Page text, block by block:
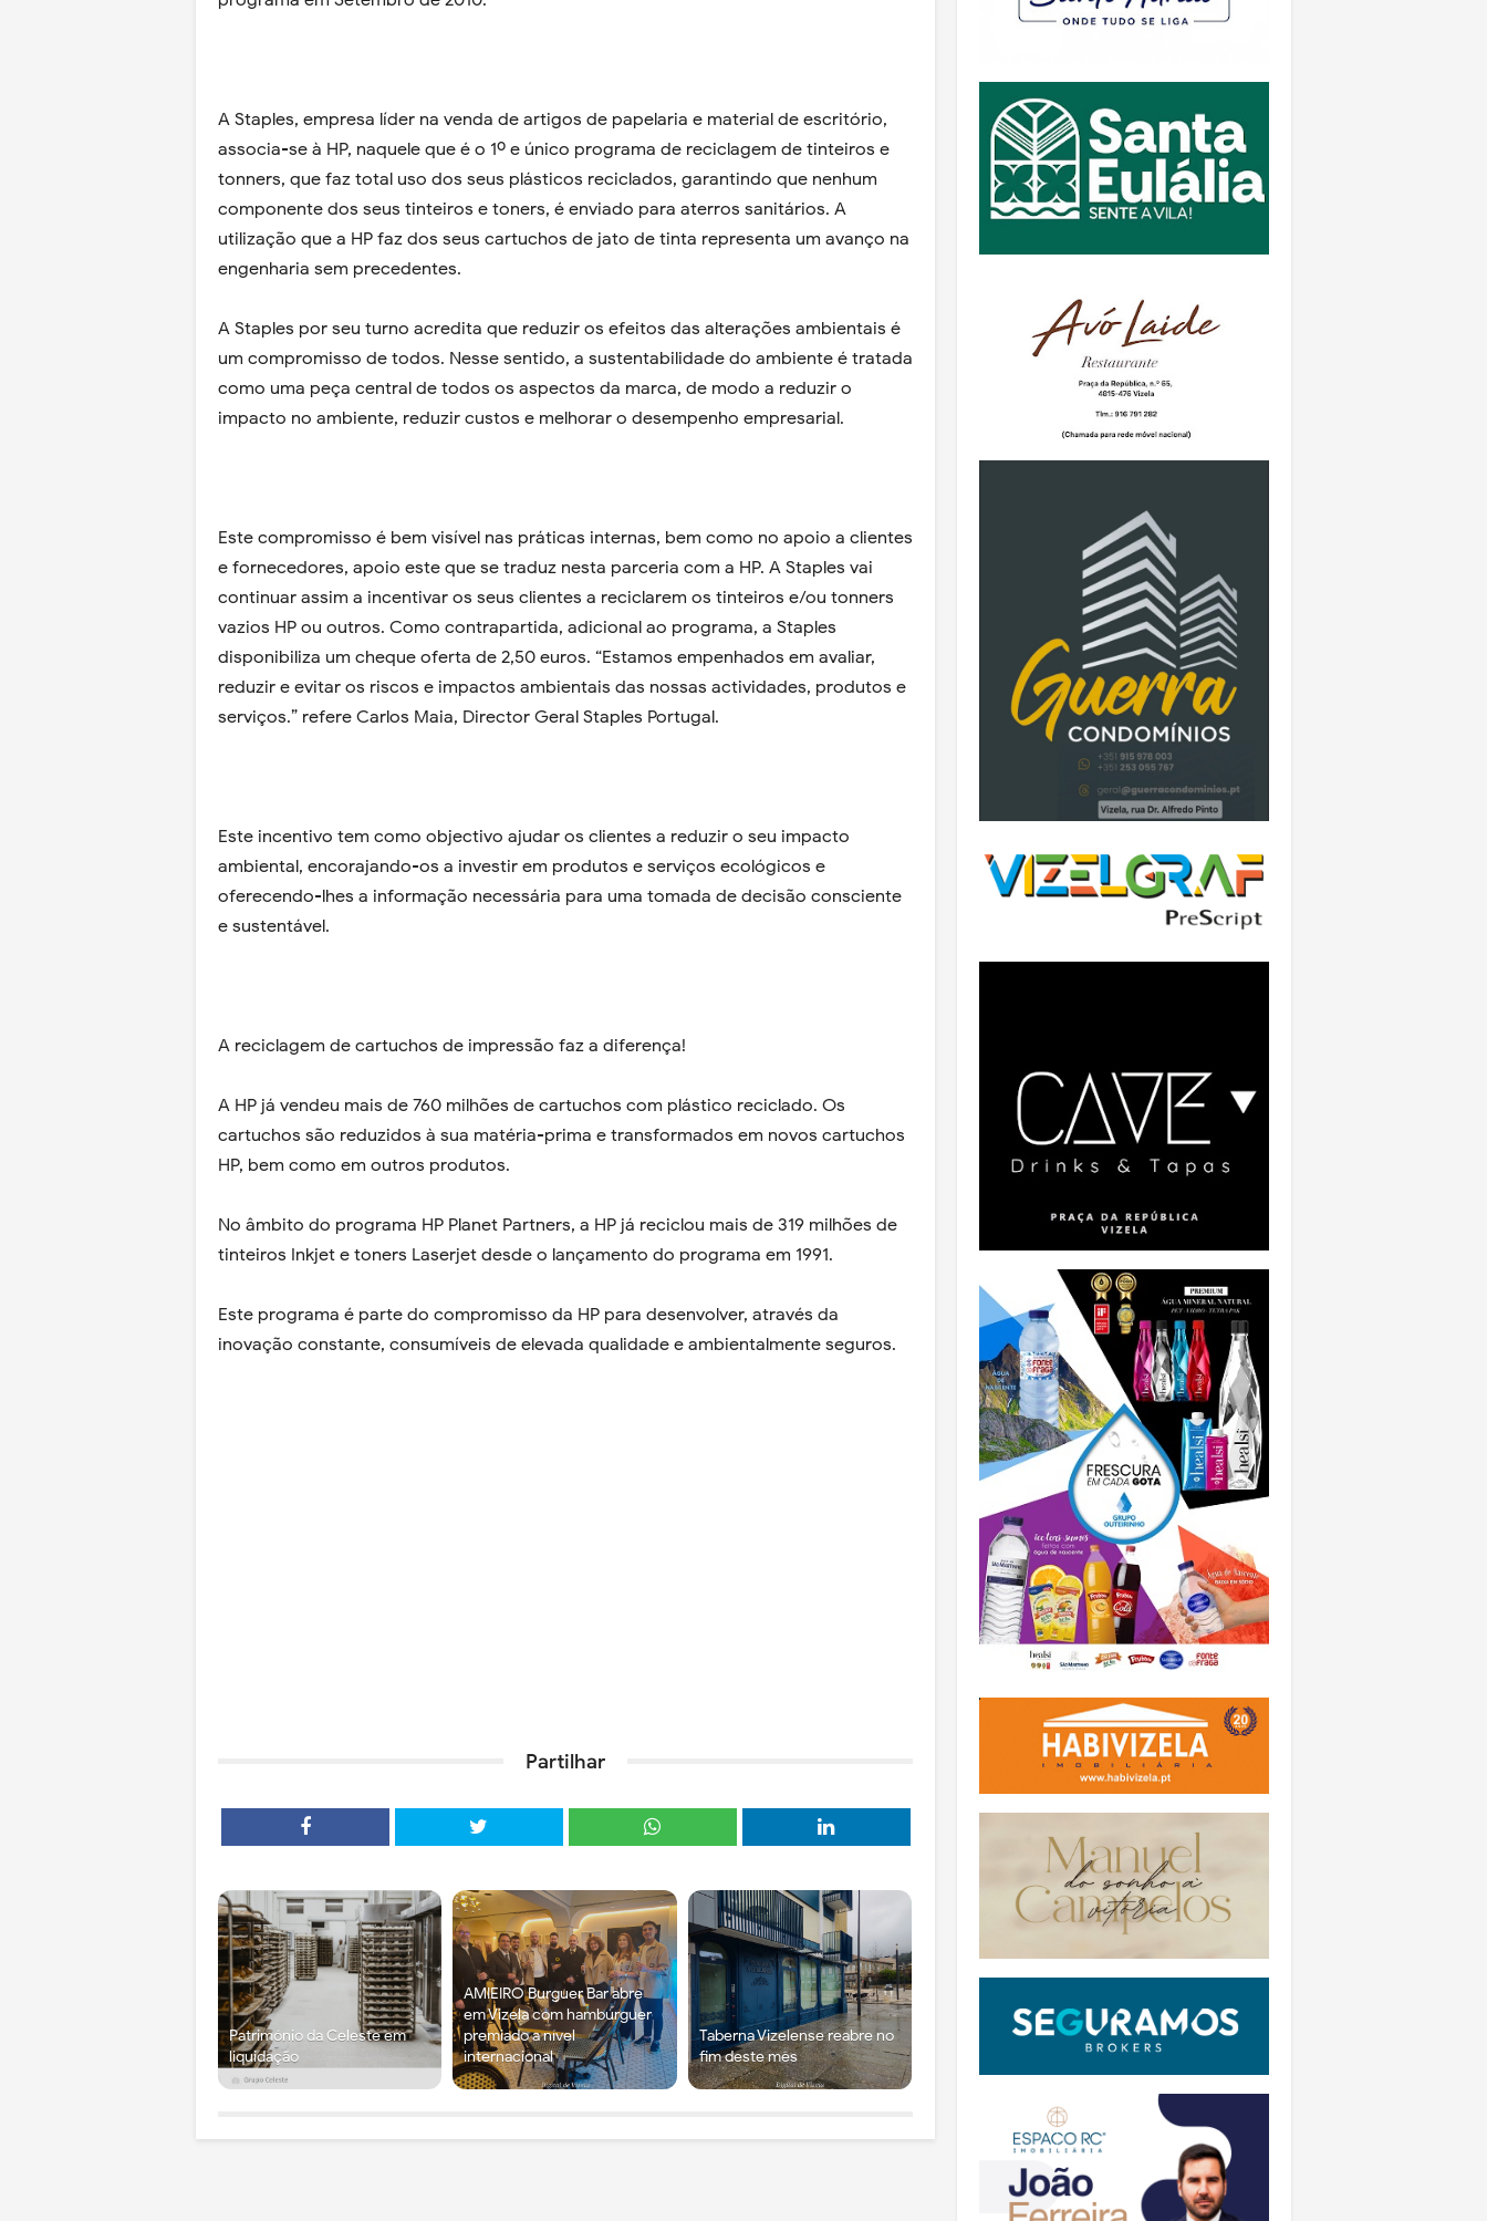
A Staples, empresa líder na venda de artigos de papelaria e material de escritório,
associa-se à HP, naquele que é o 1º e único programa de reciclagem de tinteiros e
tonners, que faz total uso dos seus plásticos reciclados, garantindo que nenhum
componente dos seus tinteiros e toners, é enviado para aterros sanitários. A
utilização que a HP faz dos seus cartuchos de jato de tinta representa um avanço na
engenharia sem precedentes.
A Staples por seu turno acredita que reduzir os efeitos das alterações ambientais é
um compromisso de todos. Nesse sentido, a sustentabilidade do ambiente é tratada
como uma peça central de todos os aspectos da marca, de modo a reduzir o
impacto no ambiente, reduzir custos e melhorar o desempenho empresarial.
Este compromisso é bem visível nas práticas internas, bem como no apoio a clientes
e fornecedores, apoio este que se traduz nesta parceria com a HP. A Staples vai
continuar assim a incentivar os seus clientes a reciclarem os tinteiros e/ou tonners
vazios HP ou outros. Como contrapartida, adicional ao programa, a Staples
disponibiliza um cheque oferta de 2,50 euros. “Estamos empenhados em avaliar,
reduzir e evitar os riscos e impactos ambientais das nossas actividades, produtos e
serviços.” refere Carlos Maia, Director Geral Staples Portugal.
Este incentivo tem como objectivo ajudar os clientes a reduzir o seu impacto
ambiental, encorajando-os a investir em produtos e serviços ecológicos e
oferecendo-lhes a informação necessária para uma tomada de decisão consciente
e sustentável.
A reciclagem de cartuchos de impressão faz a diferença!
A HP já vendeu mais de 760 milhões de cartuchos com plástico reciclado. Os
cartuchos são reduzidos à sua matéria-prima e transformados em novos cartuchos
HP, bem como em outros produtos.
No âmbito do programa HP Planet Partners, a HP já reciclou mais de 319 milhões de
tinteiros Inkjet e toners Laserjet desde o lançamento do programa em 1991.
Este programa é parte do compromisso da HP para desenvolver, através da
inovação constante, consumíveis de elevada qualidade e ambientalmente seguros.
Partilhar
Património da Celeste em
liquidação
AMIEIRO Burguer Bar abre
em Vizela com hambúrguer
premiado a nível
internacional
Taberna Vizelense reabre no
fim deste mês